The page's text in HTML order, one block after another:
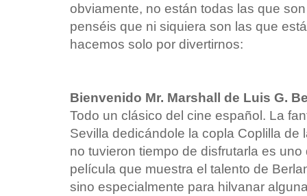
obviamente, no están todas las que
penséis que ni siquiera son las que
hacemos solo por divertirnos:
Bienvenido Mr. Marshall de Luis G.
Todo un clásico del cine español. La
Sevilla dedicándole la copla Coplilla
no tuvieron tiempo de disfrutarla es
película que muestra el talento de
sino especialmente para hilvanar